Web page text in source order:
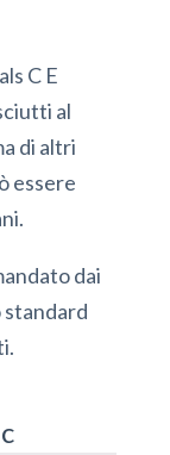
C E
al
di altri
essere
dai